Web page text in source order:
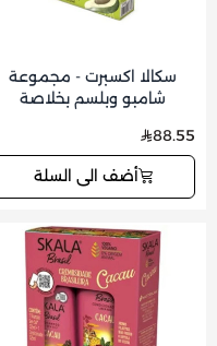
سكالا اكسبرت - مجموعة
شامبو وبلسم بخلاصة
88.55
أضف الى السلة